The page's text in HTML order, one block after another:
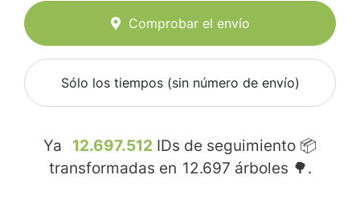
Comprobar el envío
Sólo los tiempos (sin número de envío)
Ya 12.697.512 IDs de seguimiento 📦
transformadas en 12.697 árboles 🌳.